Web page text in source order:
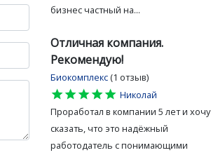
бизнес частный на...
Отличная компания.
Рекомендую!
Биокомплекс (1 отзыв)
star
star
star
star
star
Николай
Проработал в компании 5 лет и хочу
сказать, что это надёжный
работодатель с понимающими